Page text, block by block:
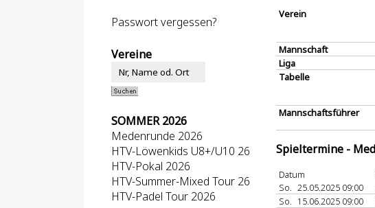
Passwort vergessen?
Vereine
SOMMER 2026
Medenrunde 2026
HTV-Löwenkids U8+/U10 26
HTV-Pokal 2026
HTV-Summer-Mixed Tour 26
HTV-Padel Tour 2026
Verein
Mannschaft
Liga
Tabelle
Mannschaftsführer
Spieltermine -
Datum
So. 25.05.2025 09:00
So. 15.06.2025 09:00